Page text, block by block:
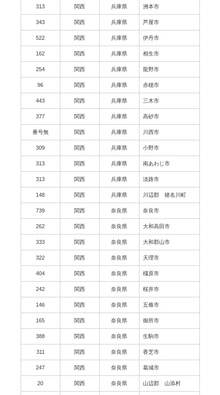
313 関西 兵庫県 洲本市
343 関西 兵庫県 芦屋市
522 関西 兵庫県 伊丹市
162 関西 兵庫県 相生市
254 関西 兵庫県 龍野市
96 関西 兵庫県 赤穂市
443 関西 兵庫県 三木市
377 関西 兵庫県 高砂市
番号無 関西 兵庫県 川西市
309 関西 兵庫県 小野市
313 関西 兵庫県 南あわじ市
313 関西 兵庫県 淡路市
148 関西 兵庫県 川辺郡 猪名川町
739 関西 奈良県 奈良市
262 関西 奈良県 大和高田市
333 関西 奈良県 大和郡山市
322 関西 奈良県 天理市
404 関西 奈良県 橿原市
242 関西 奈良県 桜井市
146 関西 奈良県 五條市
165 関西 奈良県 御所市
388 関西 奈良県 生駒市
311 関西 奈良県 香芝市
247 関西 奈良県 葛城市
20 関西 奈良県 山辺郡 山添村